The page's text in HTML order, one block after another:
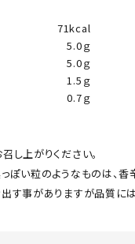
71kcal
5.0ｇ
5.0ｇ
1.5ｇ
0.7ｇ
上がりください。
い粒のようなものは、香
す事がありますが品質には